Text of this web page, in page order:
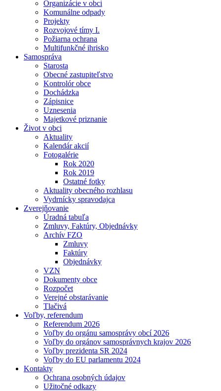
Organizácie v obci
Komunálne odpady
Projekty
Rozvojové tímy I.
Požiarna ochrana
Multifunkčné ihrisko
Samospráva
Starosta
Obecné zastupiteľstvo
Kontrolór obce
Dochádzka
Zápisnice
Uznesenia
Majetkové priznanie
Život v obci
Aktuality
Kalendár akcií
Fotogalérie
Rok 2020
Rok 2019
Ostatné fotky
Aktuality obecného rozhlasu
Vydrnícky spravodajca
Zverejňovanie
Úradná tabuľa
Zmluvy, Faktúry, Objednávky
Archív FZO
Zmluvy
Faktúry
Objednávky
VZN
Dokumenty obce
Rozpočet
Verejné obstarávanie
Tlačivá
Voľby, referendum
Referendum 2026
Voľby do orgánu samosprávy obcí 2026
Voľby do orgánov samosprávnych krajov 2026
Voľby prezidenta SR 2024
Voľby do EU parlamentu 2024
Kontakty
Ochrana osobných údajov
Užitočné odkazy